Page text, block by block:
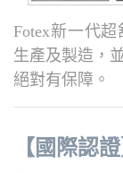
Fotex新一代
生產及製造，
絕對有保障。
【國際認證